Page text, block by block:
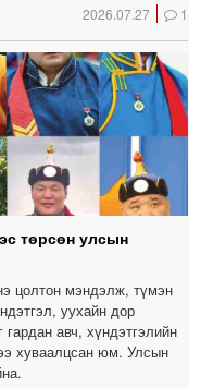
2026.07.27 1
төрсөн улсын
цолтон мэндэлж, түмэн
уухайн дор
авч, хүндэтгэлийн
хуваалцсан юм. Улсын